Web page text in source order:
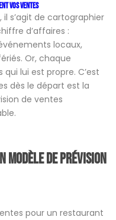
vos ventes
s’agit de cartographier
d’affaires :
locaux,
Or, chaque
lui est propre. C’est
dès le départ est la
de ventes
modèle de prévision
pour un restaurant